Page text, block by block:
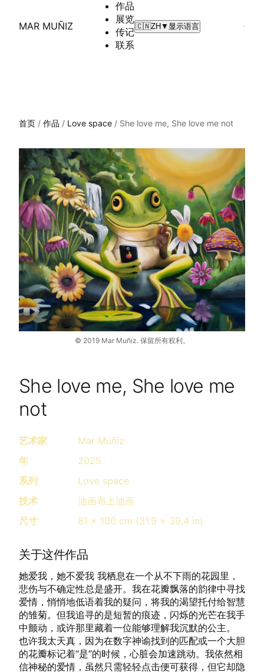
MAR MUÑIZ
作品
展览
传记
联系
🇨🇳ZH▼ 显示语言
首页 / 作品 / Love space / She love me, She love me not
© 2019Mar Muñiz. 保留所有权利。
She love me, She love me
not
艺术家
Mar Muñiz
年
2025
系列
Love space
技术
油画布上油画
尺寸
81 x 100 cm (31.9 x 39.4 in)
关于这件作品
她爱我，她不爱我 我栖息在一个从不下雨的花园里，
悲伤与不确定性总是盛开。我在花瓣飘落的韵律中寻找
爱情，悄悄地低语着我的疑问，将我的渴望托付给智慧
的雏菊。但我追寻的是短暂的痕迹，闪烁的光芒在我手
中颤动，或许那里藏着一位能够理解我沉默的公主。
也许我太天真，因为在数字神谕找到的匹配或一个大胆
的花瓣标记着“是”的时候，心脏会加速跳动。我依然相
信神秘的爱情，虽然只需轻轻点击便可获得，但它却隐